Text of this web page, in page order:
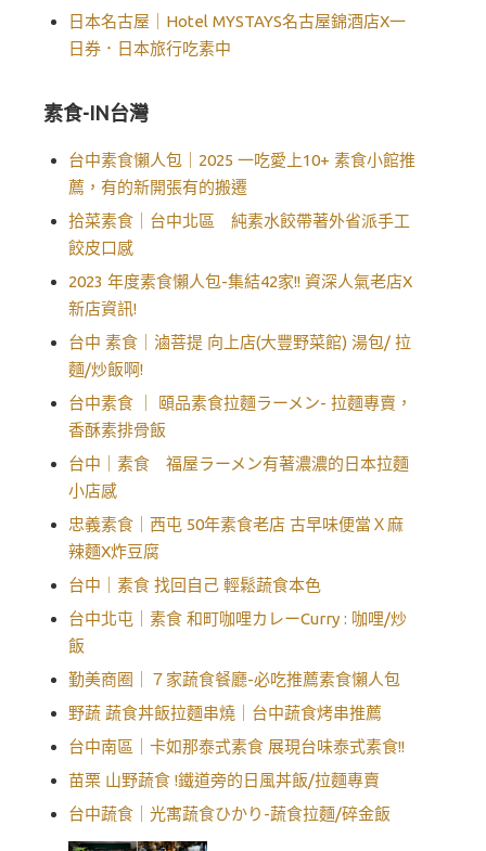
日本名古屋｜Hotel MYSTAYS名古屋錦酒店X一
日券．日本旅行吃素中
素食-IN台灣
台中素食懶人包｜2025 一吃愛上10+ 素食小館推
薦，有的新開張有的搬遷
拾菜素食｜台中北區 純素水餃帶著外省派手工
餃皮口感
2023 年度素食懶人包-集結42家!! 資深人氣老店X
新店資訊!
台中 素食｜滷菩提 向上店(大豐野菜館) 湯包/ 拉
麵/炒飯啊!
台中素食 ｜ 頤品素食拉麵ラーメン- 拉麵專賣，
香酥素排骨飯
台中｜素食 福屋ラーメン有著濃濃的日本拉麵
小店感
忠義素食｜西屯 50年素食老店 古早味便當Ｘ麻
辣麵X炸豆腐
台中｜素食 找回自己 輕鬆蔬食本色
台中北屯｜素食 和町咖哩カレーCurry : 咖哩/炒
飯
勤美商圈｜７家蔬食餐廳-必吃推薦素食懶人包
野蔬 蔬食丼飯拉麵串燒｜台中蔬食烤串推薦
台中南區｜卡如那泰式素食 展現台味泰式素食!!
苗栗 山野蔬食 !鐵道旁的日風丼飯/拉麵專賣
台中蔬食｜光寓蔬食ひかり-蔬食拉麵/碎金飯